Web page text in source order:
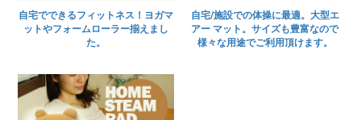
自宅でできるフィットネス！ヨガマ
ットやフォームローラー揃えまし
た。
自宅/施設での体操に最適。大型エ
アー マット。サイズも豊富なので
様々な用途でご利用頂けます。